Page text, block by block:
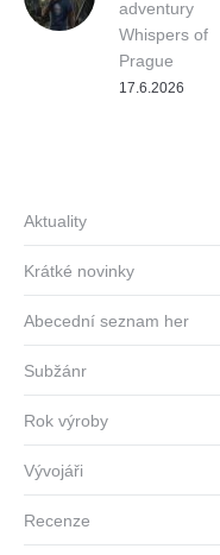
adventury
Whispers of
Prague
17.6.2026
Aktuality
Krátké novinky
Abecední seznam her
Subžánr
Rok výroby
Vývojáři
Recenze